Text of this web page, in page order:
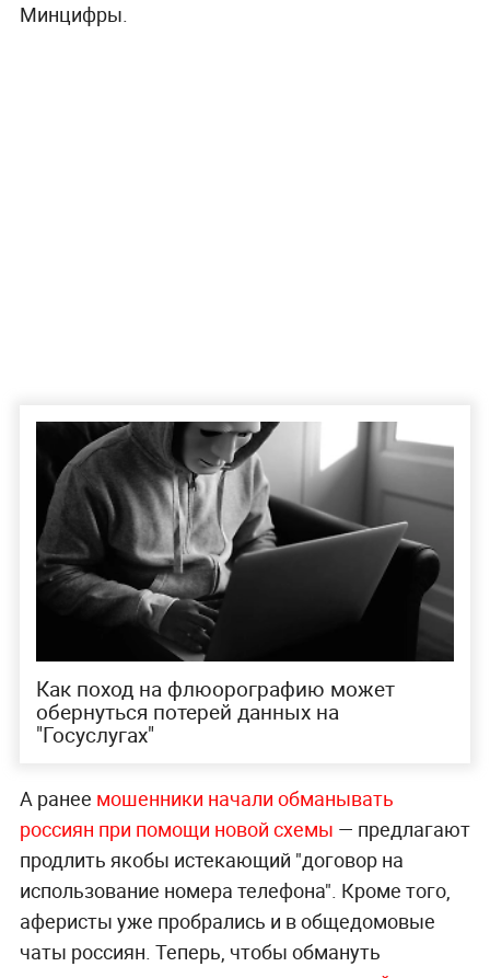
Минцифры.
Как поход на флюорографию может
обернуться потерей данных на
"Госуслугах"
А ранее мошенники начали обманывать
россиян при помощи новой схемы — предлагают
продлить якобы истекающий "договор на
использование номера телефона". Кроме того,
аферисты уже пробрались и в общедомовые
чаты россиян. Теперь, чтобы обмануть